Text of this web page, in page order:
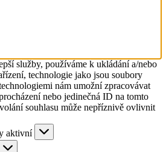
služby, používáme k ukládání a/nebo
technologie jako jsou soubory
nám umožní zpracovávat
nebo jedinečná ID na tomto
souhlasu může nepříznivě ovlivnit
aktivní